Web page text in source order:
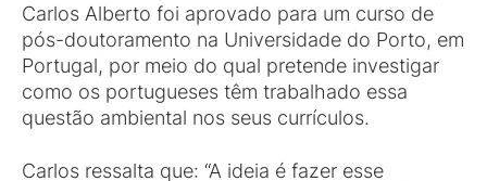
Carlos Alberto foi aprovado para um curso de
pós-doutoramento na Universidade do Porto, em
Portugal, por meio do qual pretende investigar
como os portugueses têm trabalhado essa
questão ambiental nos seus currículos.
Carlos ressalta que: “A ideia é fazer esse